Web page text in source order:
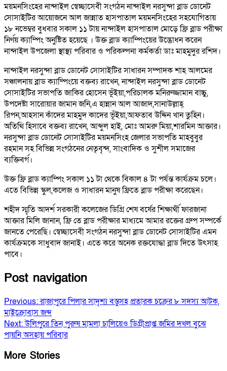
ময়মনসিংহের নান্দাইল স্বেচ্ছাসেবী সংগঠন নান্দাইল নরসুন্দা ব্লাড ডোনেট
সোসাইটির আয়োজনে আল জান্নাত হাসপাতাল ময়মনসিংহের সহযোগিতায়
১৮ নভেম্বর বুধবার সকাল ১১ টায় নান্দাইল হাসপাতাল মোড়ে ফ্রি ব্লাড পরীক্ষা
নির্ণয় ক্যাম্পিং অনুষ্টিত হয়েছে । উক্ত ব্লাড ক্যাম্পিংয়ের উদ্ভোধন করেন
নান্দাইল উপজেলা স্থাস্থ্য পরিবার ও পরিকল্পনা কর্মকর্তা ডাঃ মাহমুদুর রশিদ।
নান্দাইল নরসুন্দা ব্লাড ডোনেট সোসাইটির সাধারন সম্পাদক শাহ আলমের
সঞ্চালনায় ব্লাড ক্যাম্পিংয়ে বক্তব্য রাখেন, নান্দাইল নরসুন্দা ব্লাড ডোনেট
সোসাইটির সভাপতি জাকির হোসেন ভূঁইয়া,পরিচালক মনিরুজ্জামান বাচ্চু,
উপদেষ্টা সারোয়ার জামান জনি,এ হান্নান আল আজাদ,সানাউল্লাহ্
রিপন,আহসান কাঁদের মাহমুদ কাদের ভূঁইয়া,আফতাব উদ্দিন খান তুহিন।
অতিথি হিসাবে বক্তব্য রাখেন, আব্দুল হাই, মোঃ আমরু মিয়া,শারমিন আক্তার।
নরসুন্দা ব্লাড ডোনেট সোসাইটির ময়মনসিংহ জেলার সভাপতি মাহবুবুর
রহমান সহ বিভিন্ন সংগঠনের নেতৃবৃন্দ, সাংবাদিক ও সুশীল সমাজের
ব্যক্তিবর্গ।
উক্ত ফ্রি ব্লাড ক্যাম্পিং সকাল ১১ টা থেকে বিকাল ৪ টা পর্যন্ত কার্যক্রম চলে।
এতে বিভিন্ন স্কুল,কলেজ ও সাধারন মানুষ ফ্রিতে ব্লাড পরীক্ষা করেছেন।
শহীদ স্মৃতি আদর্শ সরকারী কলেজের ডিগ্রি শেষ বর্ষের শিক্ষার্থী ফারজানা
আক্তার মিলি জানান, ফ্রি তে ব্লাড পরীক্ষার মাধ্যমে আমার রক্তের গ্রুপ সম্পর্কে
জানতে পেরেছি। স্বেচ্ছাসেবী সংগঠন নরসুন্দা ব্লাড ডোনেট সোসাইটির এমন
কার্যক্রমকে সাধুবাদ জানাই। এতে করে অনেক রক্তযোদ্ধা ব্লাড দিতে উৎসাহ
পাবে।
Post navigation
Previous:রাজাপুরে পিলার সাদৃশ্য বস্তুসহ প্রতারক চক্রের ৮ সদস্য আটক,
মাইক্রোবাস জব্দ
Next:উলিপুরে তিন পুরুষ মামলা চালিয়েও ডিগ্রীপ্রাপ্ত জমির দখল বুঝে
পায়নি অসহায় পরিবার
More Stories